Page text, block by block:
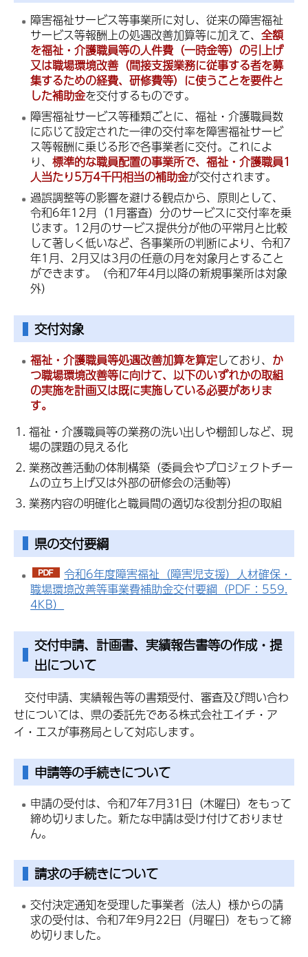
障害福祉サービス等事業所に対し、従来の障害福祉
サービス等報酬上の処遇改善加算等に加えて、全額
を福祉・介護職員等の人件費（一時金等）の引上げ
又は職場環境改善（間接支援業務に従事する者を募
集するための経費、研修費等）に使うことを要件と
した補助金を交付するものです。
障害福祉サービス等種類ごとに、福祉・介護職員数
に応じて設定された一律の交付率を障害福祉サービ
ス等報酬に乗じる形で各事業者に交付。これによ
り、標準的な職員配置の事業所で、福祉・介護職員1
人当たり5万4千円相当の補助金が交付されます。
過誤調整等の影響を避ける観点から、原則として、
令和6年12月（1月審査）分のサービスに交付率を乗
じます。12月のサービス提供分が他の平常月と比較
して著しく低いなど、各事業所の判断により、令和7
年1月、2月又は3月の任意の月を対象月とすること
ができます。（令和7年4月以降の新規事業所は対象
外）
交付対象
福祉・介護職員等処遇改善加算を算定しており、 か
つ職場環境改善等に向けて、以下のいずれかの取組
の実施を計画又は既に実施している必要がありま
す。
福祉・介護職員等の業務の洗い出しや棚卸しなど、現
場の課題の見える化
業務改善活動の体制構築（委員会やプロジェクトチー
ムの立ち上げ又は外部の研修会の活動等）
業務内容の明確化と職員間の適切な役割分担の取組
県の交付要綱
令和6年度障害福祉（障害児支援）人材確保・
職場環境改善等事業費補助金交付要綱（PDF：559.
4KB）
交付申請、計画書、実績報告書等の作成・提
出について
交付申請、実績報告等の書類受付、審査及び問い合わ
せについては、県の委託先である株式会社エイチ・ア
イ・エスが事務局として対応します。
申請等の手続きについて
申請の受付は、令和7年7月31日（木曜日）をもって
締め切りました。新たな申請は受け付けておりませ
ん。
請求の手続きについて
交付決定通知を受理した事業者（法人）様からの請
求の受付は、令和7年9月22日（月曜日）をもって締
め切りました。